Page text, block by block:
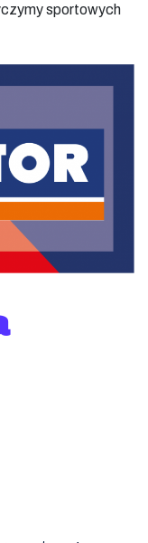
sportowych